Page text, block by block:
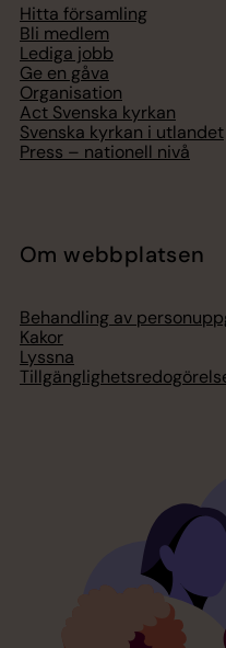
Hitta församling
Bli medlem
Lediga jobb
Ge en gåva
Organisation
Act Svenska kyrkan
Svenska kyrkan i utlandet
Press – nationell nivå
Om webbplatsen
Behandling av
Kakor
Lyssna